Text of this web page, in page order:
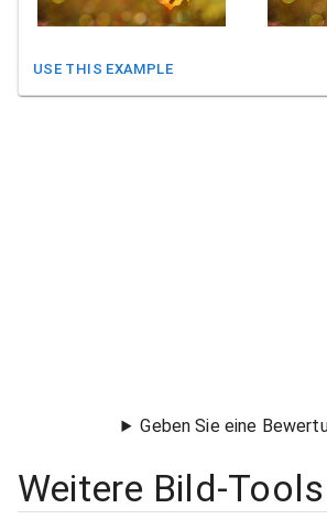
USE THIS EXAMPLE
Geben Sie eine
Weitere Bild-Tools